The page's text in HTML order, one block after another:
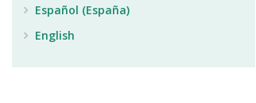
Español (España)
English